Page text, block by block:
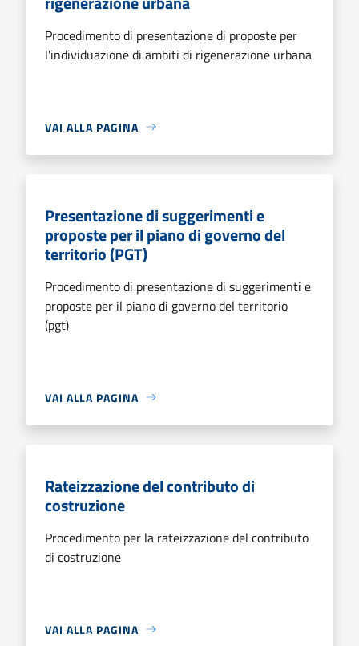
Procedimento di presentazione di proposte per
l'individuazione di ambiti di rigenerazione urbana
VAI ALLA PAGINA
Presentazione di suggerimenti e
proposte per il piano di governo del
territorio (PGT)
Procedimento di presentazione di suggerimenti e
proposte per il piano di governo del territorio
(pgt)
VAI ALLA PAGINA
Rateizzazione del contributo di
costruzione
Procedimento per la rateizzazione del contributo
di costruzione
VAI ALLA PAGINA